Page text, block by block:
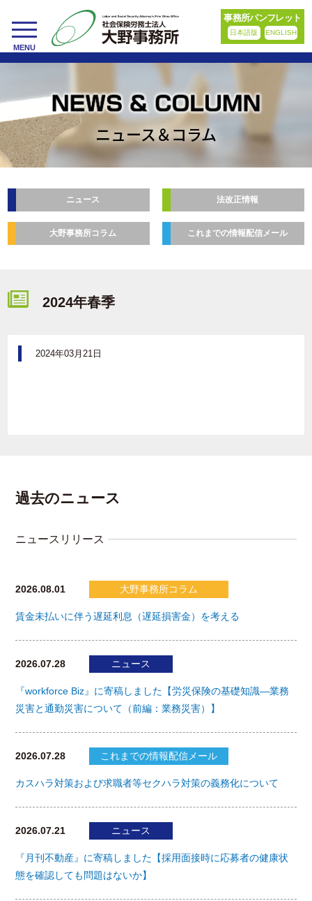
toggle
navigation
MENU
事務所パンフレット
日本語版 ENGLISH
ニュース＆コラム
ニュース 法改正情報
大野事務所コラム これまでの情報配信メール
2024年春季
2024年03月21日
過去のニュース
ニュースリリース
2026.08.01 大野事務所コラム
賃金未払いに伴う遅延利息（遅延損害金）を考える
2026.07.28 ニュース
『workforce Biz』に寄稿しました【労災保険の基礎知識―業務
災害と通勤災害について（前編：業務災害）】
2026.07.28 これまでの情報配信メール
カスハラ対策および求職者等セクハラ対策の義務化について
2026.07.21 ニュース
『月刊不動産』に寄稿しました【採用面接時に応募者の健康状
態を確認しても問題はないか】